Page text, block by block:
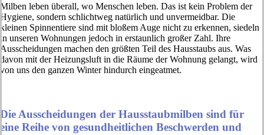
Milben leben überall, wo Menschen leben. Das ist kein Problem der
Hygiene, sondern schlichtweg natürlich und unvermeidbar. Die
kleinen Spinnentiere sind mit bloßem Auge nicht zu erkennen, siedeln
in unseren Wohnungen jedoch in erstaunlich großer Zahl. Ihre
Ausscheidungen machen den größten Teil des Hausstaubs aus. Was
davon mit der Heizungsluft in die Räume der Wohnung gelangt, wird
von uns den ganzen Winter hindurch eingeatmet.
Die Ausscheidungen der Hausstaubmilben sind für
eine Reihe von gesundheitlichen Beschwerden und